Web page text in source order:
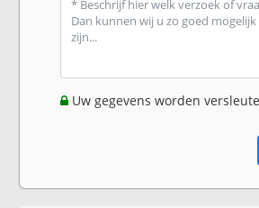
Uw gegevens worden